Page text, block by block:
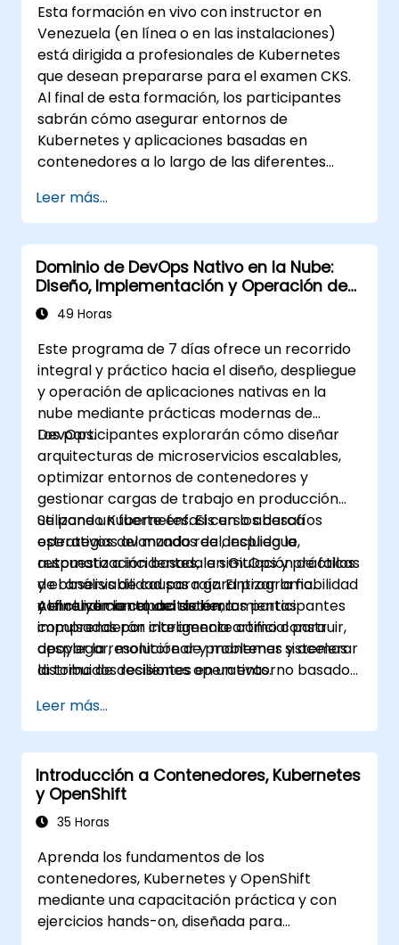
Esta formación en vivo con instructor en
Venezuela (en línea o en las instalaciones)
está dirigida a profesionales de Kubernetes
que desean prepararse para el examen CKS.
Al final de esta formación, los participantes
sabrán cómo asegurar entornos de
Kubernetes y aplicaciones basadas en
contenedores a lo largo de las diferentes
construcción, despliegue y ejecución.
Leer más...
Dominio de DevOps Nativo en la Nube:
Diseño, Implementación y Operación de
Microservicios Escalables en Kubernetes
49 Horas
Este programa de 7 días ofrece un recorrido
integral y práctico hacia el diseño, despliegue
y operación de aplicaciones nativas en la
nube mediante prácticas modernas de
DevOps.
Los participantes explorarán cómo diseñar
arquitecturas de microservicios escalables,
optimizar entornos de contenedores y
gestionar cargas de trabajo en producción
utilizando Kubernetes. El curso abarca
estrategias avanzadas de despliegue,
automatización basada en GitOps y prácticas
de observabilidad para garantizar la fiabilidad
y el rendimiento del sistema.
Se pone un fuerte énfasis en los desafíos
operativos del mundo real, incluida la
respuesta a incidentes, la simulación de fallos
y el análisis de causas raíz. El programa
concluye con el uso de herramientas
impulsadas por inteligencia artificial para
apoyar la resolución de problemas y acelerar
la toma de decisiones operativas.
Al finalizar la capacitación, los participantes
comprenderán claramente cómo construir,
desplegar, monitorear y mantener sistemas
distribuidos resilientes en un entorno basado
Leer más...
Introducción a Contenedores, Kubernetes
y OpenShift
35 Horas
Aprenda los fundamentos de los
contenedores, Kubernetes y OpenShift
mediante una capacitación práctica y con
ejercicios hands-on, diseñada para